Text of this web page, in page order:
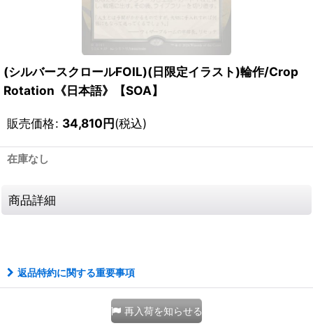
(シルバースクロールFOIL)(日限定イラスト)輪作/Crop
Rotation《日本語》【SOA】
販売価格: 34,810円(税込)
在庫なし
商品詳細
返品特約に関する重要事項
再入荷を知らせる